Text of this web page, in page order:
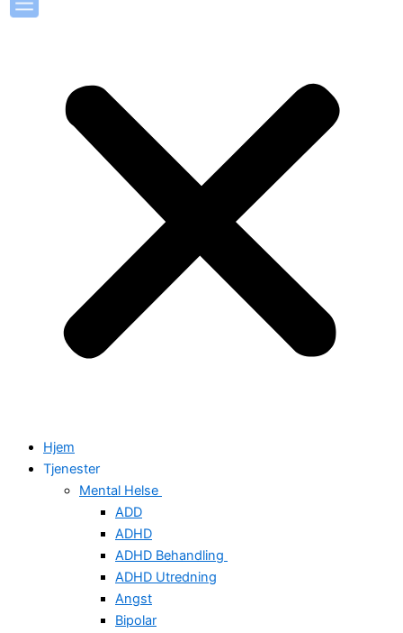
Hjem
Tjenester
Mental Helse
ADD
ADHD
ADHD Behandling
ADHD Utredning
Angst
Bipolar